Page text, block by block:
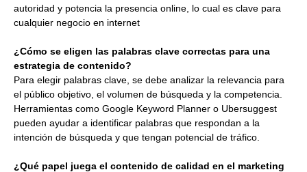
autoridad y potencia la presencia online, lo cual es clave para
cualquier negocio en internet
¿Cómo se eligen las palabras clave correctas para una
estrategia de contenido?
Para elegir palabras clave, se debe analizar la relevancia para
el público objetivo, el volumen de búsqueda y la competencia.
Herramientas como Google Keyword Planner o Ubersuggest
pueden ayudar a identificar palabras que respondan a la
intención de búsqueda y que tengan potencial de tráfico.
¿Qué papel juega el contenido de calidad en el marketing